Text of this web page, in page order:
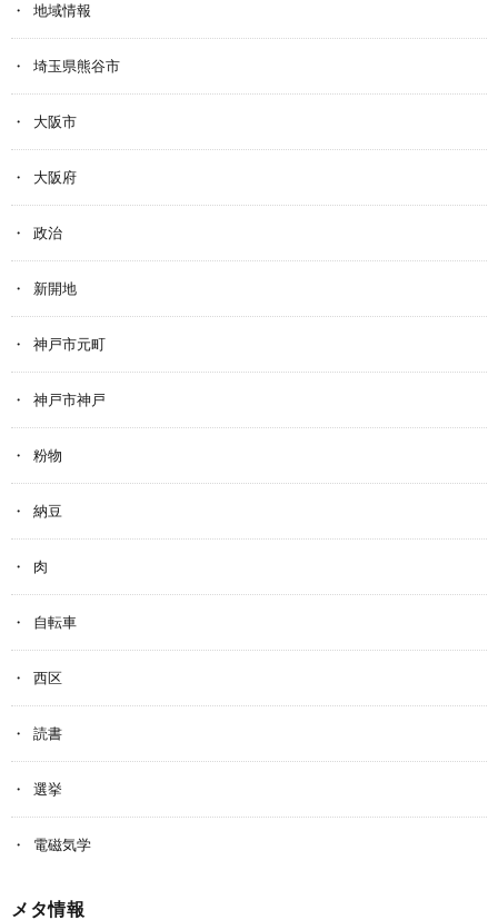
地域情報
埼玉県熊谷市
大阪市
大阪府
政治
新開地
神戸市元町
神戸市神戸
粉物
納豆
肉
自転車
西区
読書
選挙
電磁気学
メタ情報